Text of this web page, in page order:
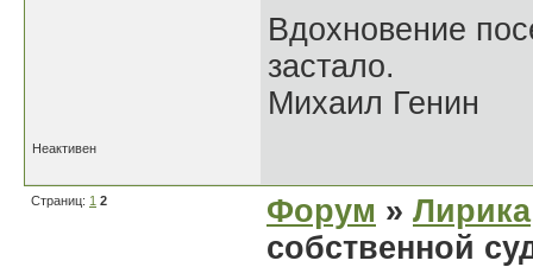
Вдохновение
застало.
Михаил Генин
Неактивен
Страниц: 1 2 Форум » Лирика
собственной